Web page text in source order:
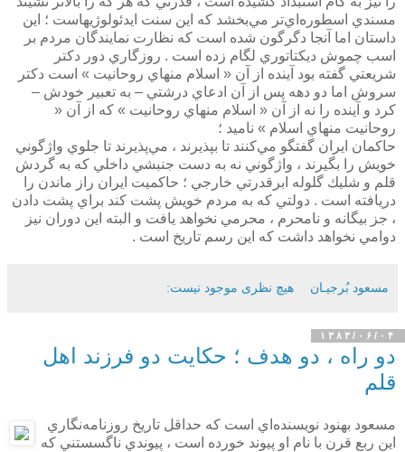
مسندي اسطوره‌اي‌تر مي‌بخشد كه اين سنت ايدئولوژيهاست ؛ اين
داستان اما آنجا دگرگون شده است كه نظارت نمايندگان مردم بر
اسب چموش ديكتاتوري لگام زده است . روزگاري دور دكتر
شريعتي گفته بود آينده از آن « اسلام منهاي روحانيت » است دكتر
سروش اما دو دهه پس از آن ادعاي درشتي – به تعبير خودش –
كرد و آينده را نه از آن « اسلام منهاي روحانيت » كه از آن «
روحانيت منهاي اسلام » ناميد ؛
حاكمان ايران گفتگو مي‌كنند تا بپذيرند ، مي‌پذيرند تا جلوي واژگوني
خويش را بگيرند ، واژگوني نه به دست جنبشي داخلي كه به گردش
قلم و شليك گلوله ابرقدرتي خارجي ؛ حاكميت ايران راز ماندن را
دريافته است . دولتي كه به مردم خويش پشت كند براي پشت دادن
، جز بيگانه و نامحرم ، محرمي نخواهد يافت و البته اين دوران نيز
دوامي نخواهد داشت كه اين رسم تاريخ است .
مسعود بُرجيـان هیچ نظری موجود نیست:
۱۳۸۳/۰۶/۰۴
دو راه ، دو هدف ؛ حكايت دو فرزند اهل
قلم
مسعود بهنود نويسنده‌اي است كه حداقل تاريخ روزنامه‌نگاري
اين ربع قرن با نام او پيوند خورده است ، پيوندي ناگسستني كه